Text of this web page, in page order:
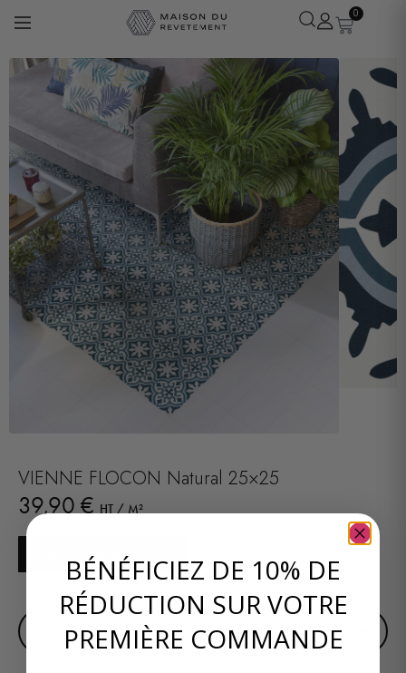
0
VIENNE FLOCON Natural 25×25
39,90 € HT / M²
Prendre rendez-vous
SURFACE EN M²
Léa
En ligne · Experte revêtements
BÉNÉFICIEZ DE 10% DE
RÉDUCTION SUR VOTRE
PREMIÈRE COMMANDE